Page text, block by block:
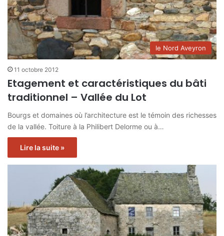
le Nord Aveyron
11 octobre 2012
Etagement et caractéristiques du bâti
traditionnel – Vallée du Lot
Bourgs et domaines où l’architecture est le témoin des richesses
de la vallée. Toiture à la Philibert Delorme ou à…
Lire la suite »